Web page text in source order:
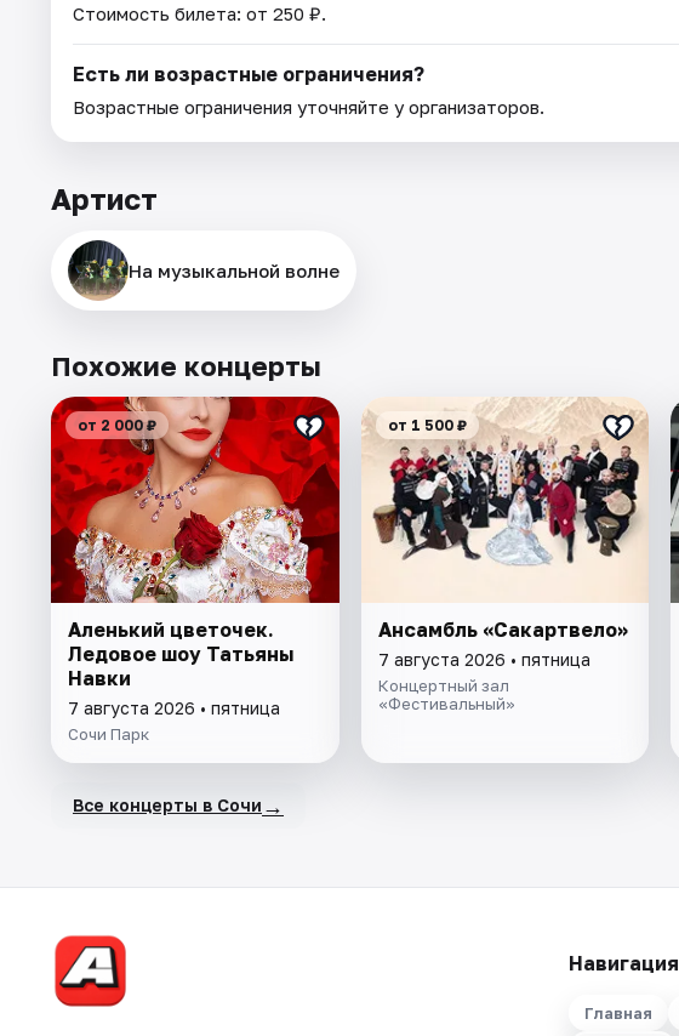
Стоимость билета: от 250 ₽.
Есть ли возрастные ограничения?
Возрастные ограничения уточняйте у организаторов.
Артист
На музыкальной волне
Похожие концерты
от 2 000 ₽
Аленький цветочек.
Ледовое шоу Татьяны
Навки
7 августа 2026 • пятница
Сочи Парк
от 1 500 ₽
Ансамбль «Сакартвело»
7 августа 2026 • пятница
Концертный зал
«Фестивальный»
Все концерты в Сочи →
Навигация
Главная